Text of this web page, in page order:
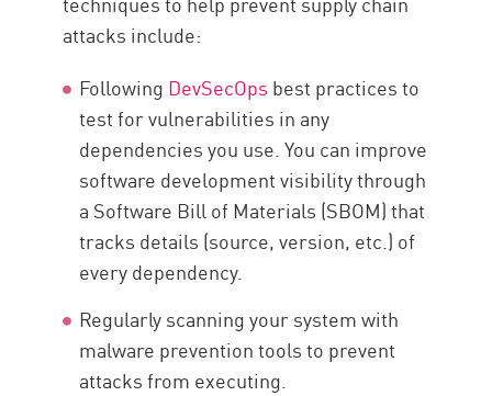
attacks include:
Following DevSecOps best practices to
test for vulnerabilities in any
dependencies you use. You can improve
software development visibility through
a Software Bill of Materials (SBOM) that
tracks details (source, version, etc.) of
every dependency.
Regularly scanning your system with
malware prevention tools to prevent
attacks from executing.